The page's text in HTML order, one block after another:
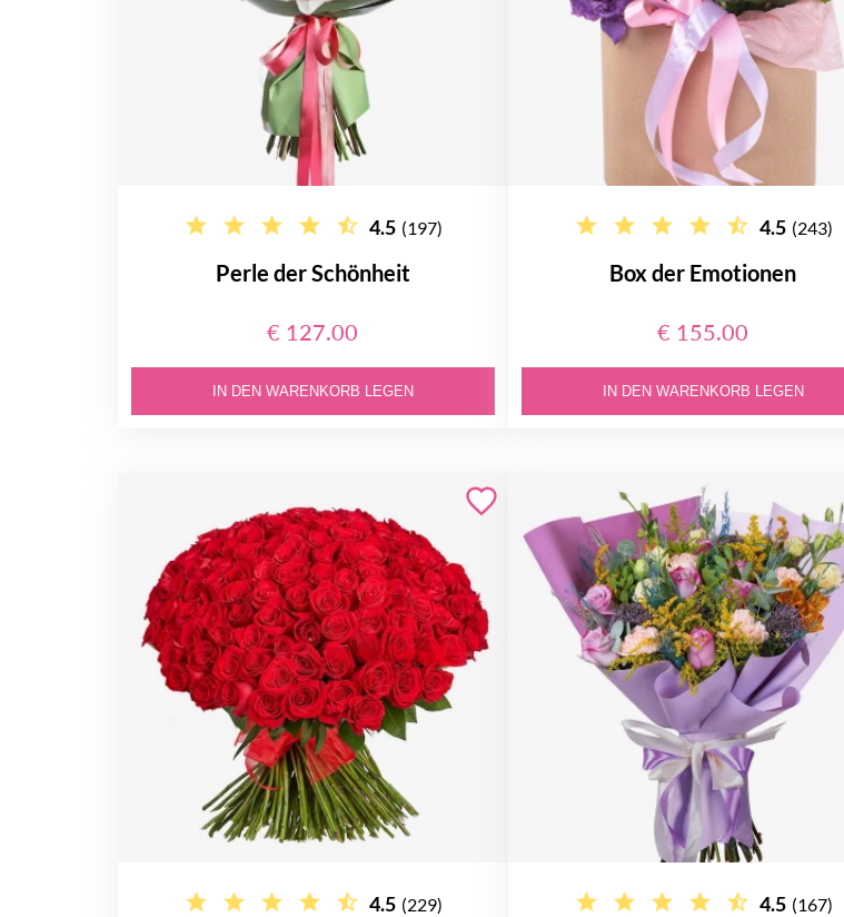
4.5 (197)
Perle der Schönheit
€ 127.00
IN DEN WARENKORB LEGEN
4.5 (243)
Box der Emotionen
€ 155.00
IN DEN WARENKORB LEGEN
4.5 (229) 4.5 (167)